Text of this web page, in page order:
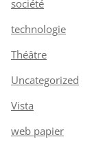
société
technologie
Théâtre
Uncategorized
Vista
web papier